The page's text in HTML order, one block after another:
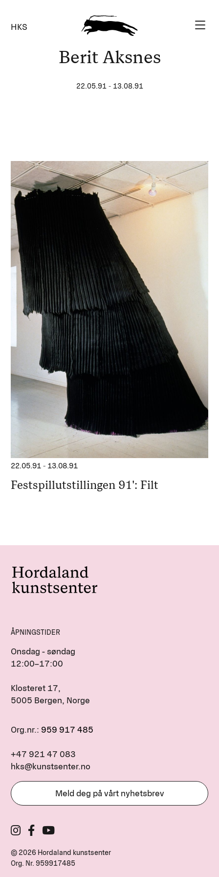
HKS
Berit Aksnes
22.05.91- 13.08.91
22.05.91 - 13.08.91
Festspillutstillingen 91': Filt
ÅPNINGSTIDER
Onsdag - søndag
12:00–17:00
Klosteret 17,
5005 Bergen, Norge
Org.nr.: 959 917 485
+47 921 47 083
hks@kunstsenter.no
Meld deg på vårt nyhetsbrev
© 2026 Hordaland kunstsenter
Org. Nr. 959917485